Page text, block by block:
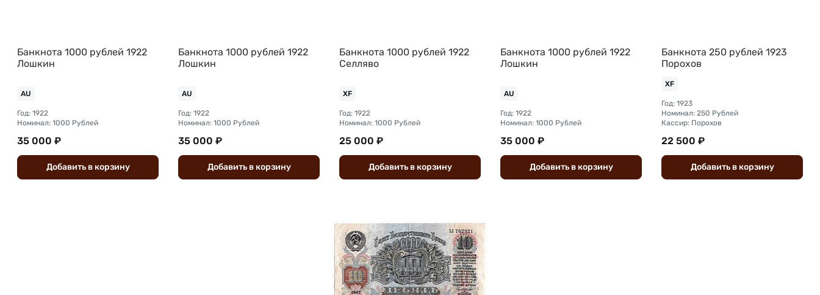
Банкнота 1000 рублей 1922
Лошкин
AU
Год: 1922
Номинал: 1000 Рублей
35 000 ₽
Добавить вкорзину
Банкнота 1000 рублей 1922
Лошкин
AU
Год: 1922
Номинал: 1000 Рублей
35 000 ₽
Добавить вкорзину
Банкнота 1000 рублей 1922
Селляво
XF
Год: 1922
Номинал: 1000 Рублей
25 000 ₽
Добавить вкорзину
Банкнота 1000 рублей 1922
Лошкин
AU
Год: 1922
Номинал: 1000 Рублей
35 000 ₽
Добавить вкорзину
Банкнота 250 рублей 1923
Порохов
XF
Год: 1923
Номинал: 250 Рублей
Кассир: Порохов
22 500 ₽
Добавить вкорзину